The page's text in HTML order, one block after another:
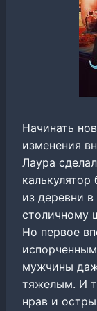
Начинать
изменения
Лаура
калькулятор
из деревни
столичному
Но первое
мужчины
тяжелым. И
нрав и